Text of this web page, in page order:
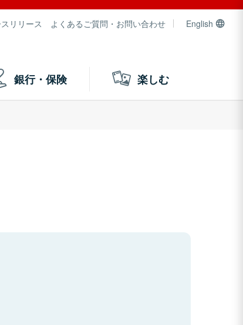
リリース よくあるご質問・お問い合わせ English
銀行・保険 楽しむ